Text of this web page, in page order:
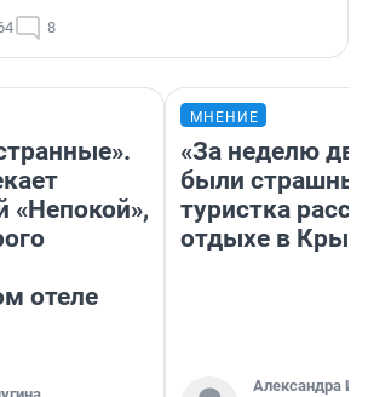
8
«Непокой»,
отеле
МНЕНИЕ
«За неделю
были
туристка
отдыхе в
Александра